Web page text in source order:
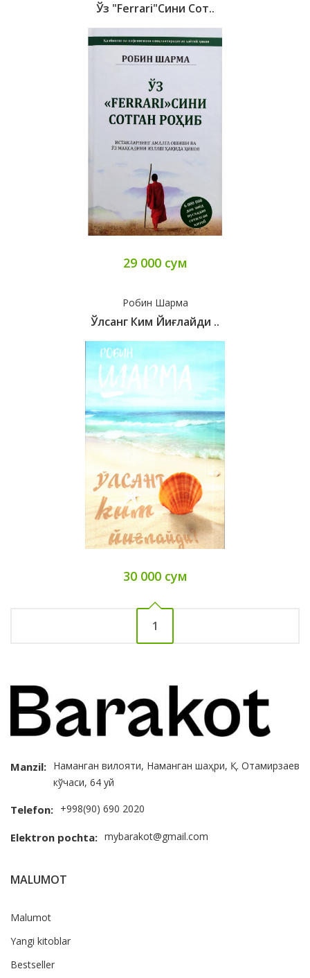
Ўз "Ferrari"сини Сот..
29 000 сум
Робин Шарма
Ўлсанг Ким Йиғлайди ..
30 000 сум
1
Manzil: Наманган вилояти, Наманган шаҳри, Қ. Отамирзаев
кўчаси, 64 уй
Telefon: +998(90) 690 2020
Elektron pochta: mybarakot@gmail.com
MALUMOT
Malumot
Yangi kitoblar
Bestseller